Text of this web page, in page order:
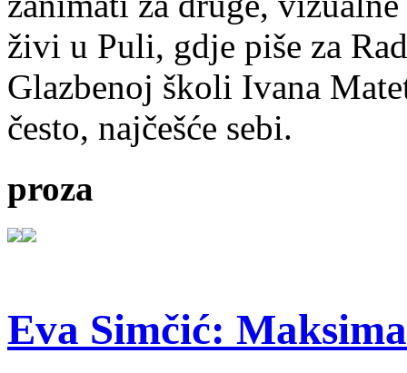
živi u Puli, gdje piše za
Glazbenoj školi Ivana
često, najčešće sebi.
proza
Eva Simčić: